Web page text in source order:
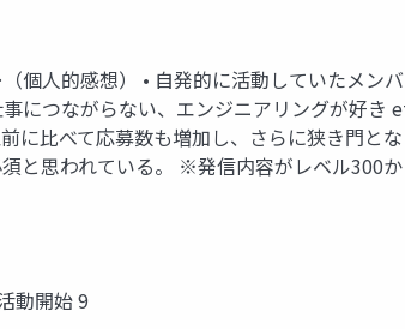
人的感想） • 自発的に活動していたメン
につながらない、エンジニアリングが好き
比べて応募数も増加し、さらに狭き門と
と思われている。 ※発信内容がレベル300
動開始 9